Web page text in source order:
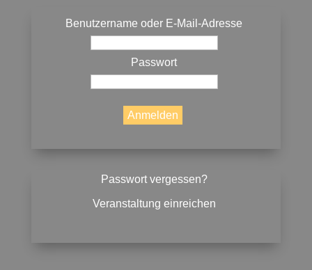
Benutzername oder E-Mail-Adresse
Passwort
Passwort vergessen?
Veranstaltung einreichen